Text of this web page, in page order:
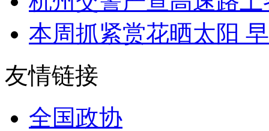
本周抓紧赏花晒太阳
友情链接
全国政协